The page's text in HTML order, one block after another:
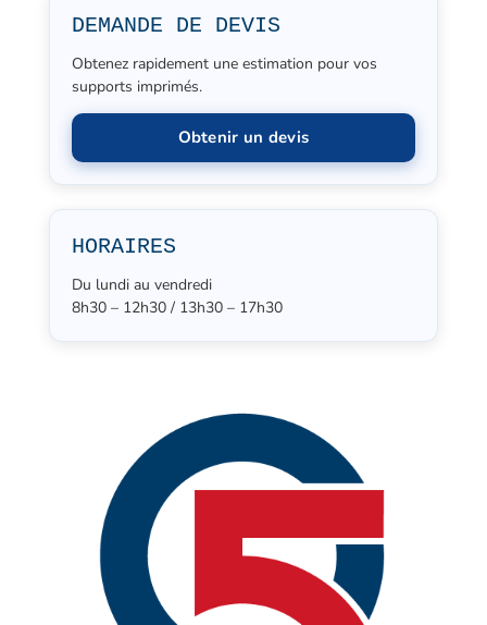
DEMANDE DE DEVIS
Obtenez rapidement une estimation pour vos
supports imprimés.
Obtenir un devis
HORAIRES
Du lundi au vendredi
8h30 – 12h30 / 13h30 – 17h30